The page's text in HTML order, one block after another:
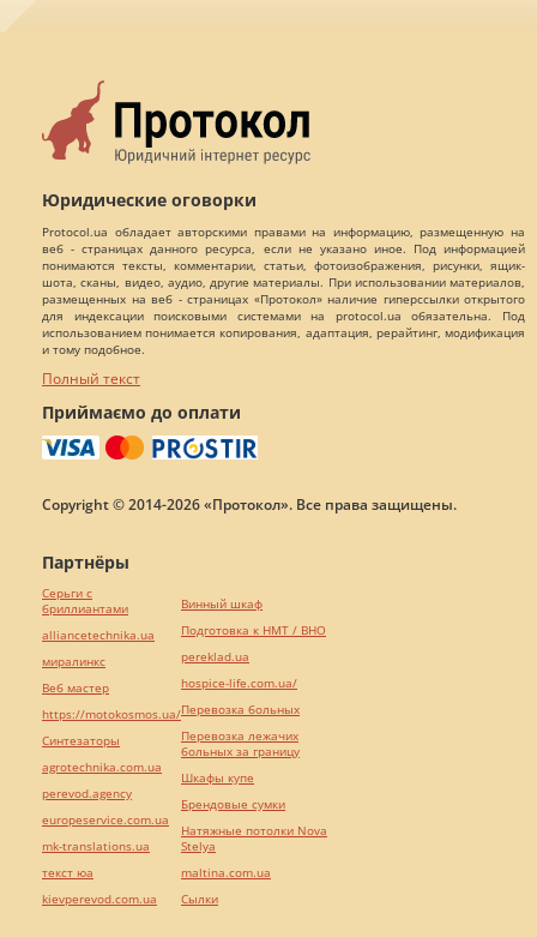
Юридические оговорки
Protocol.ua обладает авторскими правами на информацию, размещенную на
веб - страницах данного ресурса, если не указано иное. Под информацией
понимаются тексты, комментарии, статьи, фотоизображения, рисунки, ящик-
шота, сканы, видео, аудио, другие материалы. При использовании материалов,
размещенных на веб - страницах «Протокол» наличие гиперссылки открытого
для индексации поисковыми системами на protocol.ua обязательна. Под
использованием понимается копирования, адаптация, рерайтинг, модификация
и тому подобное.
Полный текст
Приймаємо до оплати
Copyright © 2014-2026 «Протокол». Все права защищены.
Партнёры
Серьги с
бриллиантами
alliancetechnika.ua
миралинкс
Веб мастер
https://motokosmos.ua/
Синтезаторы
agrotechnika.com.ua
perevod.agency
europeservice.com.ua
mk-translations.ua
текст юа
kievperevod.com.ua
Винный шкаф
Подготовка к НМТ / ВНО
pereklad.ua
hospice-life.com.ua/
Перевозка больных
Перевозка лежачих
больных за границу
Шкафы купе
Брендовые сумки
Натяжные потолки Nova
Stelya
maltina.com.ua
Cылки